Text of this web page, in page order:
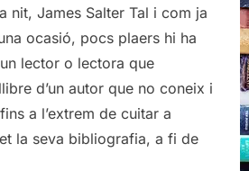
nit, James Salter Tal i com ja
ocasió, pocs plaers hi ha
lector o lectora que
d’un autor que no coneix i
a l’extrem de cuitar a
la seva bibliografia, a fi de